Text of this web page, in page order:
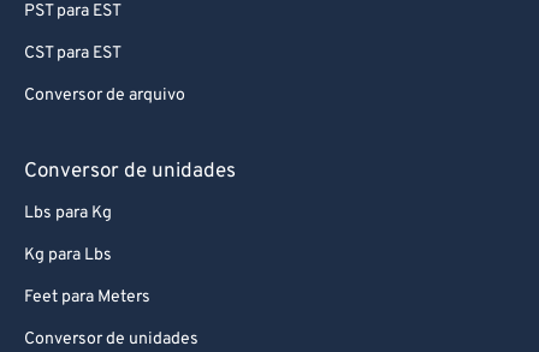
PST para EST
CST para EST
Conversor de arquivo
Conversor de unidades
Lbs para Kg
Kg para Lbs
Feet para Meters
Conversor de unidades